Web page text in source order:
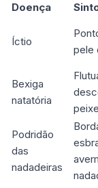
Doença
Íctio
pele
Bexiga
natatória
peixe
Podridão
das
nadadeiras